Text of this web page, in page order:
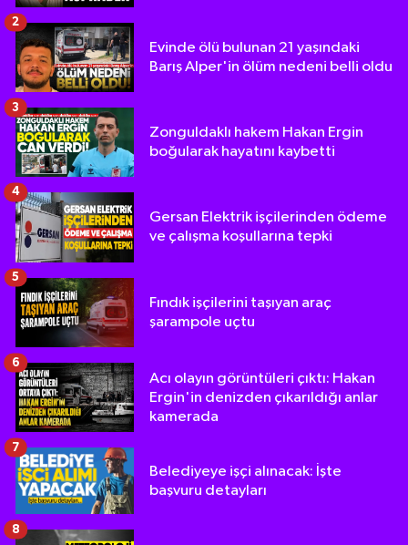
Evinde ölü bulunan 21 yaşındaki
Barış Alper'in ölüm nedeni belli oldu
2
Zonguldaklı hakem Hakan Ergin
boğularak hayatını kaybetti
3
Gersan Elektrik işçilerinden ödeme
ve çalışma koşullarına tepki
4
Fındık işçilerini taşıyan araç
şarampole uçtu
5
Acı olayın görüntüleri çıktı: Hakan
Ergin'in denizden çıkarıldığı anlar
kamerada
6
Belediyeye işçi alınacak: İşte
başvuru detayları
7
8